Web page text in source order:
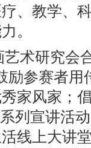
、教学、
。
术研究会
励参赛者用
家风家；
列宣讲活
线上大讲